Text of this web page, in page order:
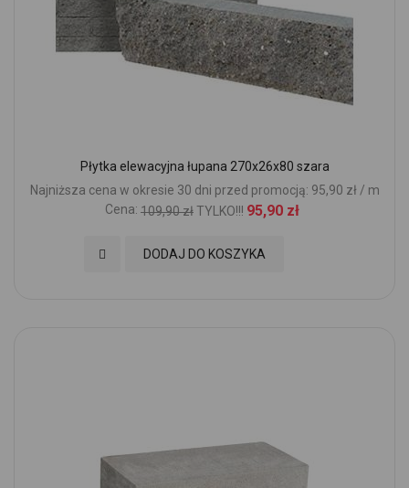
Płytka elewacyjna łupana 270x26x80 szara
Najniższa cena w okresie 30 dni przed promocją: 95,90 zł / m
Cena: 109,90 złTYLKO!!! 95,90 zł
DODAJ DO KOSZYKA
Dodaj do Ulubionych